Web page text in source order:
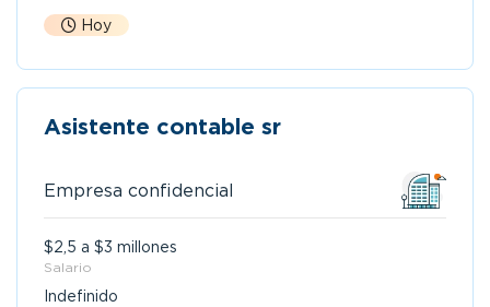
Hoy
Asistente contable sr
Empresa confidencial
$2,5 a $3 millones
Salario
Indefinido